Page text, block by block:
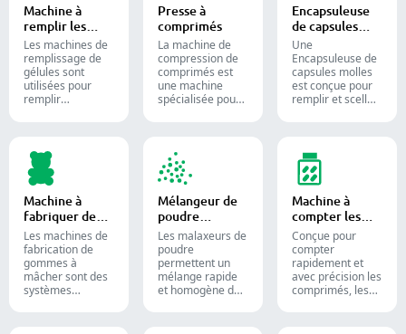
Machine à
remplir les
capsules
Les machines de
remplissage de
gélules sont
utilisées pour
remplir
quantités
précises de
poudres,
granulés,
pastilles ou
liquides dans la
production
pharmaceutique
et les
compléments
alimentaires.
Presse à
comprimés
La machine de
compression de
comprimés est
une machine
spécialisée pour
Encapsuleuse
de capsules
molles
Une
Encapsuleuse de
capsules molles
est conçue pour
remplir et sceller
capsules de
gélatine molle.
Machine à
fabriquer des
bonbons
gélifiés
Les machines de
fabrication de
gommes à
mâcher sont des
systèmes
Mélangeur de
poudre
industriel
Les malaxeurs de
poudre
permettent un
mélange rapide
et homogène des
Machine à
compter les
comprimés
Conçue pour
compter
rapidement et
avec précision les
comprimés, les